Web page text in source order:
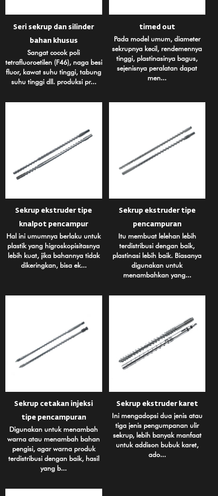
Seri sekrup dan silinder
bahan khusus
Sangat cocok poli
tetrafluoroetilen (F46), naga besi
fluor, kawat suhu tinggi, tabung
suhu tinggi dll. produksi pr...
timed out
Pada model umum, diameter
sekrupnya kecil, rendemennya
tinggi, plastinasinya bagus,
sejenisnya peralatan dapat
men...
Sekrup ekstruder tipe
knalpot pencampur
Hal ini umumnya berlaku untuk
plastik yang higroskopisitasnya
lebih kuat, jika bahannya tidak
dikeringkan, bisa ek...
Sekrup ekstruder tipe
pencampuran
Itu membuat lelehan lebih
terdistribusi dengan baik,
plastinasi lebih baik. Biasanya
digunakan untuk
menambahkan yang...
Sekrup cetakan injeksi
tipe pencampuran
Digunakan untuk menambah
warna atau menambah bahan
pengisi, agar warna produk
terdistribusi dengan baik, hasil
yang b...
Sekrup ekstruder karet
Ini mengadopsi dua jenis atau
tiga jenis pengumpanan ulir
sekrup, lebih banyak manfaat
untuk addison bubuk karet,
ado...